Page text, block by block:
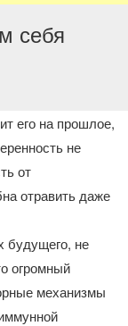
себя
его на прошлое,
не
от
отравить даже
будущего, не
огромный
механизмы